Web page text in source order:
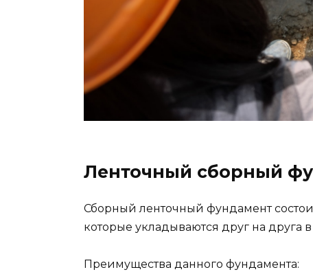
Ленточный сборный
Сборный ленточный фундамент
которые укладываются друг на друга
Преимущества данного фундамента: